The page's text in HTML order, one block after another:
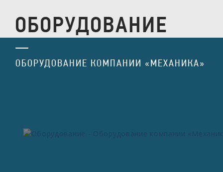
ОБОРУДОВАНИЕ
ОБОРУДОВАНИЕ КОМПАНИИ «МЕХАНИКА»